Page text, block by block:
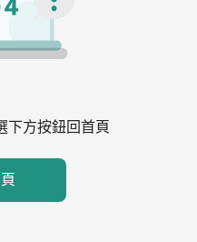
下方按鈕回首頁